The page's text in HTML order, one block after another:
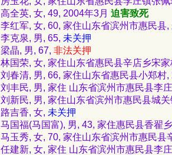
高全英, 女, 49, 2004年3月 迫害致死
李红军, 女, 60, 家住山东省滨州市惠民县,
李克泉, 男, 65, 未关押
梁晶, 男, 67, 非法关押
林国荣, 女, 家住山东省惠民县辛店乡宋家
刘春清, 男, 66, 家住山东省惠民县小郑村,
刘丰民, 男, 家住 山东省滨州市惠民县李
刘新民, 男, 家住山东省滨州市惠民县城
路吉香, 女, 未关押
马国福(马国富), 男, 43, 家住惠民县香翟
马玉秀, 女, 70, 家住山东省滨州市惠民县
任建新, 女, 家住 山东省滨州市惠民县李